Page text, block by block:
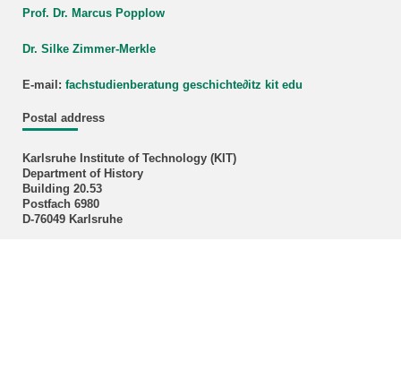
Prof. Dr. Marcus Popplow
Dr. Silke Zimmer-Merkle
E-mail: fachstudienberatung geschichte∂itz kit edu
Postal address
Karlsruhe Institute of Technology (KIT)
Department of History
Building 20.53
Postfach 6980
D-76049 Karlsruhe